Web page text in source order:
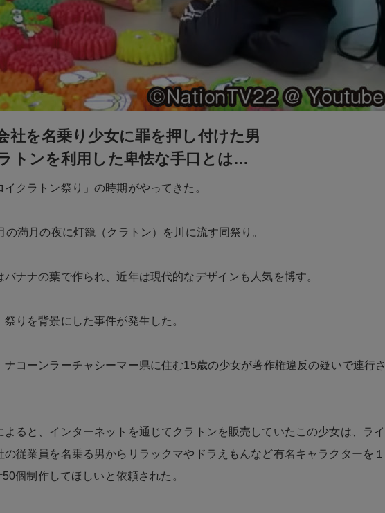
社を名乗り少女に罪を押し付けた男
トンを利用した卑怯な手口とは…
イクラトン祭り」の時期がやってきた。
の満月の夜に灯籠（クラトン）を川に流す同祭り。
バナナの葉で作られ、近年は現代的なデザインも人気を博す。
祭りを背景にした事件が発生した。
ナコーンラーチャシーマー県に住む15歳の少女が著作権違反の疑いで連行さ
よると、インターネットを通じてクラトンを販売していたこの少女は、ライ
の従業員を名乗る男からリラックマやドラえもんなど有名キャラクターを１
個制作してほしいと依頼された。